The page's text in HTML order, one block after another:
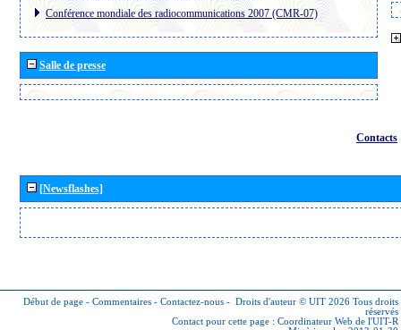
Conférence mondiale des radiocommunications 2007 (CMR-07)
Salle de presse
Contacts
[Newsflashes]
Début de page - Commentaires - Contactez-nous - Droits d'auteur © UIT 2026 Tous droits
réservés
Contact pour cette page : Coordinateur Web de l'UIT-R